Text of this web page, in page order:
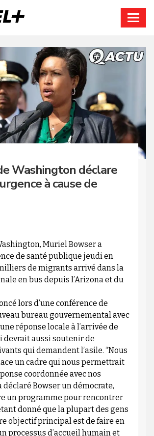
Washington déclare
à cause de
Muriel Bowser a
de santé publique jeudi en
de migrants arrivé dans la
en bus depuis l’Arizona et du
lors d’une conférence de
bureau gouvernemental avec
réponse locale à l’arrivée de
devrait aussi soutenir de
qui demandent l’asile. “Nous
un cadre qui nous permettrait
coordonnée avec nos
déclaré Bowser un démocrate,
un programme pour rencontrer
donné que la plupart des gens
objectif principal est de faire en
processus d’accueil humain et